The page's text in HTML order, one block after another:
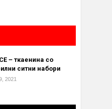
– ткаенина со
ситни набори
2021